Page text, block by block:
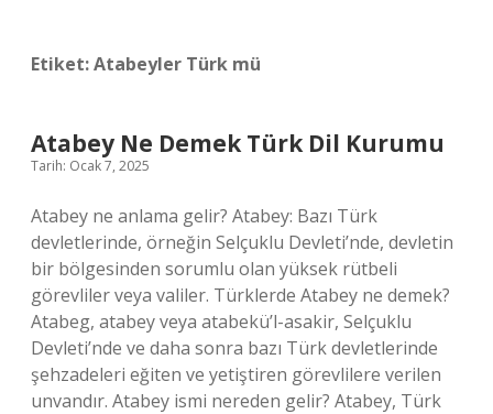
Etiket:Atabeyler Türk mü
Atabey Ne Demek Türk Dil Kurumu
Tarih: Ocak 7, 2025
Atabey ne anlama gelir? Atabey: Bazı Türk
devletlerinde, örneğin Selçuklu Devleti’nde, devletin
bir bölgesinden sorumlu olan yüksek rütbeli
görevliler veya valiler. Türklerde Atabey ne demek?
Atabeg, atabey veya atabekü’l-asakir, Selçuklu
Devleti’nde ve daha sonra bazı Türk devletlerinde
şehzadeleri eğiten ve yetiştiren görevlilere verilen
unvandır. Atabey ismi nereden gelir? Atabey, Türk